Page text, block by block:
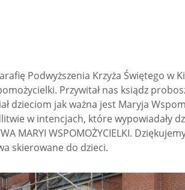
Podwyższenia Krzyża Świętego w
Przywitał nas ksiądz
dzieciom jak ważna jest Maryja
w intencjach, które wypowiadały
MARYI WSPOMOŻYCIELKI.
skierowane do dzieci.